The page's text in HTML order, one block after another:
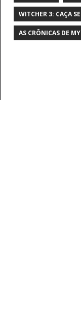
WITCHER 3: CAÇA
AS CRÔNICAS DE